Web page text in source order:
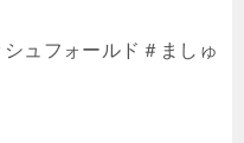
ュフォールド＃ましゅ